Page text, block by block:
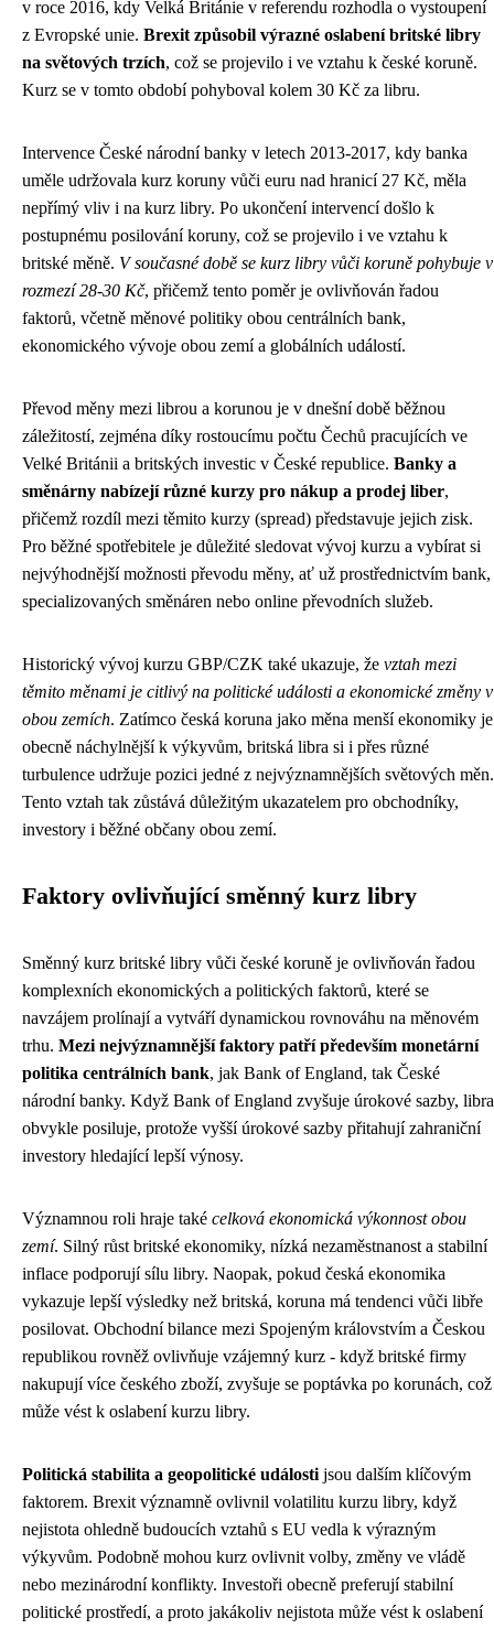
v roce 2016, kdy Velká Británie v referendu rozhodla o vystoupení
z Evropské unie. Brexit způsobil výrazné oslabení britské libry
na světových trzích, což se projevilo i ve vztahu k české koruně.
Kurz se v tomto období pohyboval kolem 30 Kč za libru.
Intervence České národní banky v letech 2013-2017, kdy banka
uměle udržovala kurz koruny vůči euru nad hranicí 27 Kč, měla
nepřímý vliv i na kurz libry. Po ukončení intervencí došlo k
postupnému posilování koruny, což se projevilo i ve vztahu k
britské měně. V současné době se kurz libry vůči koruně pohybuje v
rozmezí 28-30 Kč, přičemž tento poměr je ovlivňován řadou
faktorů, včetně měnové politiky obou centrálních bank,
ekonomického vývoje obou zemí a globálních událostí.
Převod měny mezi librou a korunou je v dnešní době běžnou
záležitostí, zejména díky rostoucímu počtu Čechů pracujících ve
Velké Británii a britských investic v České republice. Banky a
směnárny nabízejí různé kurzy pro nákup a prodej liber,
přičemž rozdíl mezi těmito kurzy (spread) představuje jejich zisk.
Pro běžné spotřebitele je důležité sledovat vývoj kurzu a vybírat si
nejvýhodnější možnosti převodu měny, ať už prostřednictvím bank,
specializovaných směnáren nebo online převodních služeb.
Historický vývoj kurzu GBP/CZK také ukazuje, že vztah mezi
těmito měnami je citlivý na politické události a ekonomické změny v
obou zemích. Zatímco česká koruna jako měna menší ekonomiky je
obecně náchylnější k výkyvům, britská libra si i přes různé
turbulence udržuje pozici jedné z nejvýznamnějších světových měn.
Tento vztah tak zůstává důležitým ukazatelem pro obchodníky,
investory i běžné občany obou zemí.
Faktory ovlivňující směnný kurz libry
Směnný kurz britské libry vůči české koruně je ovlivňován řadou
komplexních ekonomických a politických faktorů, které se
navzájem prolínají a vytváří dynamickou rovnováhu na měnovém
trhu. Mezi nejvýznamnější faktory patří především monetární
politika centrálních bank, jak Bank of England, tak České
národní banky. Když Bank of England zvyšuje úrokové sazby, libra
obvykle posiluje, protože vyšší úrokové sazby přitahují zahraniční
investory hledající lepší výnosy.
Významnou roli hraje také celková ekonomická výkonnost obou
zemí. Silný růst britské ekonomiky, nízká nezaměstnanost a stabilní
inflace podporují sílu libry. Naopak, pokud česká ekonomika
vykazuje lepší výsledky než britská, koruna má tendenci vůči libře
posilovat. Obchodní bilance mezi Spojeným královstvím a Českou
republikou rovněž ovlivňuje vzájemný kurz - když britské firmy
nakupují více českého zboží, zvyšuje se poptávka po korunách, což
může vést k oslabení kurzu libry.
Politická stabilita a geopolitické události jsou dalším klíčovým
faktorem. Brexit významně ovlivnil volatilitu kurzu libry, když
nejistota ohledně budoucích vztahů s EU vedla k výrazným
výkyvům. Podobně mohou kurz ovlivnit volby, změny ve vládě
nebo mezinárodní konflikty. Investoři obecně preferují stabilní
politické prostředí, a proto jakákoliv nejistota může vést k oslabení